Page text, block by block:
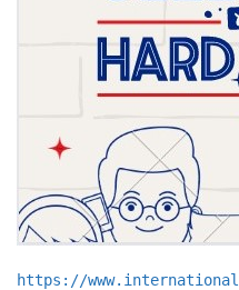
https://